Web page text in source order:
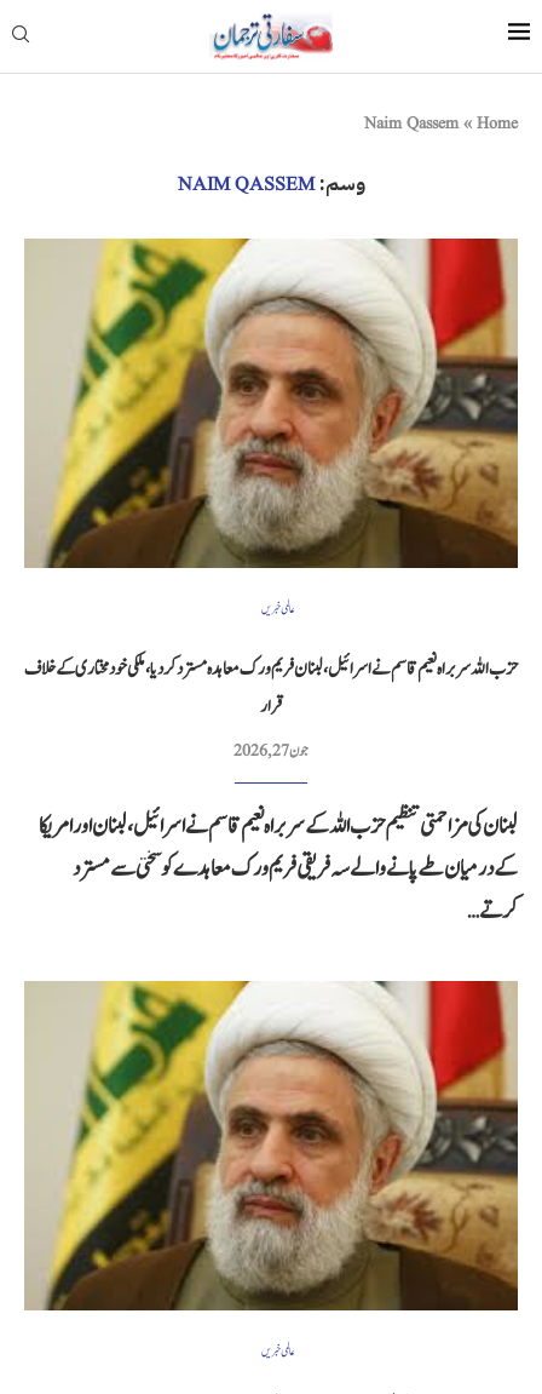
Home
»
Naim Qassem
وسم:NAIM QASSEM
عالمی خبریں
حزب اللہ سربراہ نعیم قاسم نے اسرائیل، لبنان فریم ورک معاہدہ مسترد کر دیا، ملکی خودمختاری کے خلاف
قرار
جون 27, 2026
لبنان کی مزاحمتی تنظیم حزب اللہ کے سربراہ نعیم قاسم نے اسرائیل، لبنان اور امریکا
کے درمیان طے پانے والے سہ فریقی فریم ورک معاہدے کو سختی سے مسترد
کرتے…
عالمی خبریں